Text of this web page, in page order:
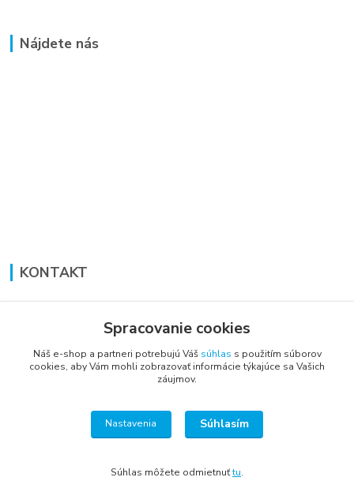
Nájdete nás
KONTAKT
+421 948 711 774
vsetkoprenabytok@gmail.com
Spracovanie cookies
Náš e-shop a partneri potrebujú Váš súhlas s použitím súborov
cookies, aby Vám mohli zobrazovať informácie týkajúce sa Vašich
záujmov.
Nastavenia Súhlasím
Súhlas môžete odmietnuťtu.